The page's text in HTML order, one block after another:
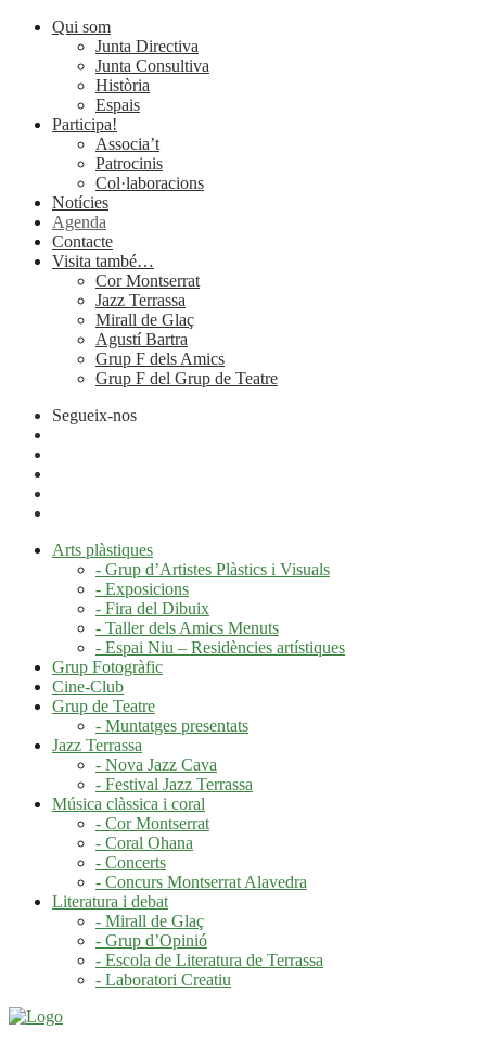
Qui som
Junta Directiva
Junta Consultiva
Història
Espais
Participa!
Associa’t
Patrocinis
Col·laboracions
Notícies
Agenda
Contacte
Visita també…
Cor Montserrat
Jazz Terrassa
Mirall de Glaç
Agustí Bartra
Grup F dels Amics
Grup F del Grup de Teatre
Segueix-nos
Arts plàstiques
- Grup d’Artistes Plàstics i Visuals
- Exposicions
- Fira del Dibuix
- Taller dels Amics Menuts
- Espai Niu – Residències artístiques
Grup Fotogràfic
Cine-Club
Grup de Teatre
- Muntatges presentats
Jazz Terrassa
- Nova Jazz Cava
- Festival Jazz Terrassa
Música clàssica i coral
- Cor Montserrat
- Coral Ohana
- Concerts
- Concurs Montserrat Alavedra
Literatura i debat
- Mirall de Glaç
- Grup d’Opinió
- Escola de Literatura de Terrassa
- Laboratori Creatiu